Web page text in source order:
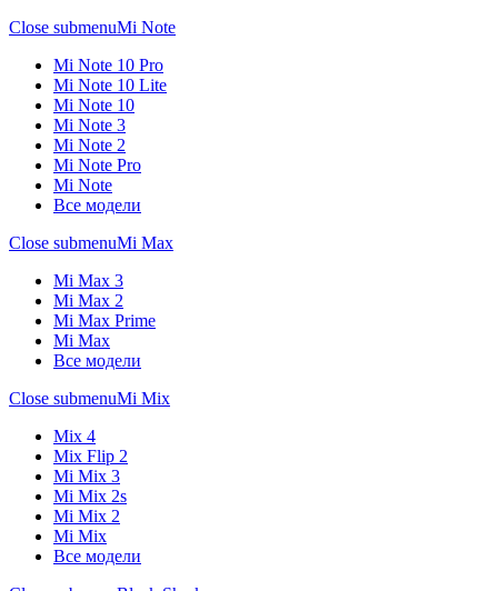
Close submenuMi Note
Mi Note 10 Pro
Mi Note 10 Lite
Mi Note 10
Mi Note 3
Mi Note 2
Mi Note Pro
Mi Note
Все модели
Close submenuMi Max
Mi Max 3
Mi Max 2
Mi Max Prime
Mi Max
Все модели
Close submenuMi Mix
Mix 4
Mix Flip 2
Mi Mix 3
Mi Mix 2s
Mi Mix 2
Mi Mix
Все модели